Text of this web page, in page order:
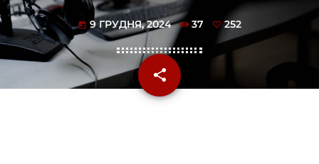
today 9 ГРУДНЯ, 2024 37 252
share
email